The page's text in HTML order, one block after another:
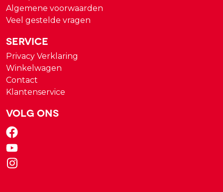
Algemene voorwaarden
Veel gestelde vragen
Service
Privacy Verklaring
Winkelwagen
Contact
Klantenservice
Volg ons